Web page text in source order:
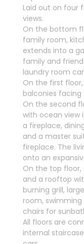
Laid out on four
views.
On the bottom
family room,
extends into a
family and
laundry room
On the first
balconies facing
On the second
with ocean view
a fireplace,
and a master
fireplace. The
onto an
On the top
and a rooftop
burning grill,
room, swimming
chairs for
All floors are
internal